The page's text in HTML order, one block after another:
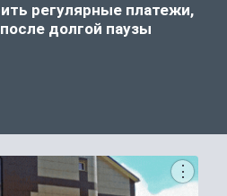
регулярные платежи,
долгой паузы